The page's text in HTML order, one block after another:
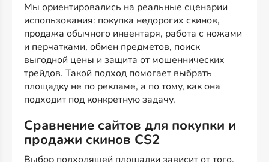
Мы ориентировались на реальные сценарии
использования: покупка недорогих скинов,
продажа обычного инвентаря, работа с ножами
и перчатками, обмен предметов, поиск
выгодной цены и защита от мошеннических
трейдов. Такой подход помогает выбрать
площадку не по рекламе, а по тому, как она
подходит под конкретную задачу.
Сравнение сайтов для покупки и
продажи скинов CS2